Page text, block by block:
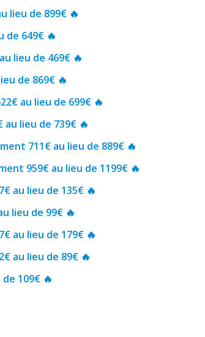
lieu de 899€ 🔥
de 649€ 🔥
lieu de 469€ 🔥
de 869€ 🔥
au lieu de 699€ 🔥
lieu de 739€ 🔥
711€ au lieu de 889€ 🔥
959€ au lieu de 1199€ 🔥
au lieu de 135€ 🔥
lieu de 99€ 🔥
au lieu de 179€ 🔥
au lieu de 89€ 🔥
109€ 🔥